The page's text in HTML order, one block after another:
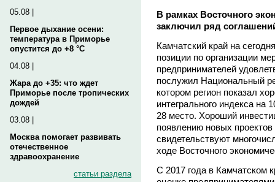
05.08 |
Первое дыхание осени:
температура в Приморье
опустится до +8 °C
04.08 |
Жара до +35: что ждет
Приморье после тропических
дождей
03.08 |
Москва помогает развивать
отечественное
здравоохранение
статьи раздела
В рамках Восточного
заключил ряд
Камчатский край на
позиции по организации
предпринимателей
послужил Национальный
котором регион показал
интегрального индекса на
28 место. Хороший
появлению новых
свидетельствуют
ходе Восточного
С 2017 года в Камчатском